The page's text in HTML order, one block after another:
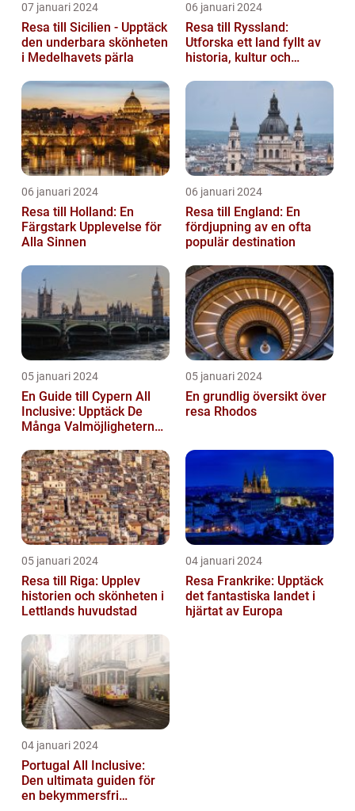
07 januari 2024
Resa till Sicilien - Upptäck
den underbara skönheten
i Medelhavets pärla
06 januari 2024
Resa till Ryssland:
Utforska ett land fyllt av
historia, kultur och
06 januari 2024
Resa till Holland: En
Färgstark Upplevelse för
Alla Sinnen
06 januari 2024
Resa till England: En
fördjupning av en ofta
populär destination
05 januari 2024
En Guide till Cypern All
Inclusive: Upptäck De
Många Valmöjligheterna
Semester...
05 januari 2024
En grundlig översikt över
resa Rhodos
05 januari 2024
Resa till Riga: Upplev
historien och skönheten i
Lettlands huvudstad
04 januari 2024
Resa Frankrike: Upptäck
det fantastiska landet i
hjärtat av Europa
04 januari 2024
Portugal All Inclusive:
Den ultimata guiden för
en bekymmersfri